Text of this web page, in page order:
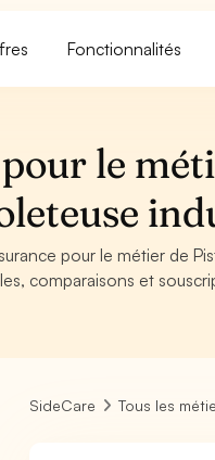
Fonctionnalités
le
pour le métier de
comparaisons et
SideCare Tous les